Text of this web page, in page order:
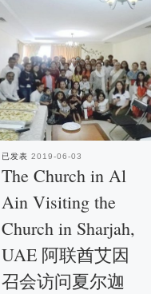
已发表 2019-06-03
The Church in Al
Ain Visiting the
Church in Sharjah,
UAE 阿联酋艾因
召会访问夏尔迦